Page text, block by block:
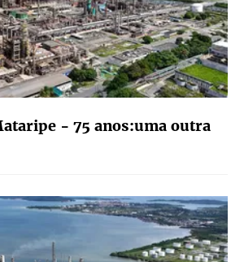
- 75 anos:uma outra